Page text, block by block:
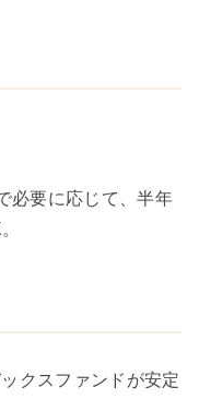
必要に応じて、半年
クスファンドが安定